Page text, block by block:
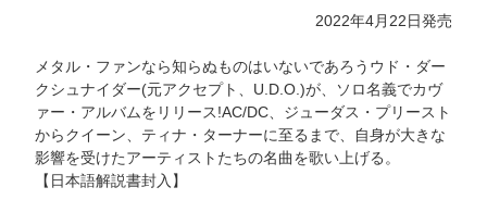
2022年4月22日発売
メタル・ファンなら知らぬものはいないであろうウド・ダー
クシュナイダー(元アクセプト、U.D.O.)が、ソロ名義でカヴ
ァー・アルバムをリリース!AC/DC、ジューダス・プリースト
からクイーン、ティナ・ターナーに至るまで、自身が大きな
影響を受けたアーティストたちの名曲を歌い上げる。
【日本語解説書封入】